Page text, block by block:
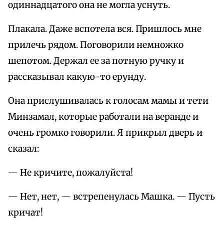
одиннадцатого она не могла уснуть.
Плакала. Даже вспотела вся. Пришлось мне
прилечь рядом. Поговорили немножко
шепотом. Держал ее за потную ручку и
рассказывал какую-то ерунду.
Она прислушивалась к голосам мамы и тети
Минзамал, которые работали на веранде и
очень громко говорили. Я прикрыл дверь и
сказал:
— Не кричите, пожалуйста!
— Нет, нет, — встрепенулась Машка. — Пусть
кричат!